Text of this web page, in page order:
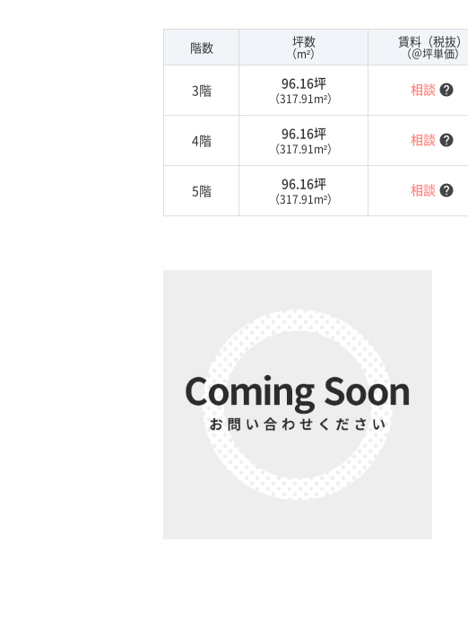
階数 坪数
（m²）
賃料（税抜）
（＠坪単価）
3階 96.16坪
（317.91m²）
相談 help
4階 96.16坪
（317.91m²）
相談 help
5階 96.16坪
（317.91m²）
相談 help